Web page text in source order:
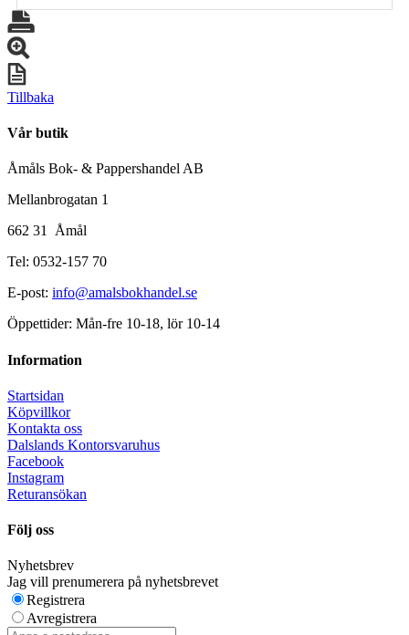
Tillbaka
Vår butik
Åmåls Bok- & Pappershandel AB
Mellanbrogatan 1
662 31 Åmål
Tel: 0532-157 70
E-post: info@amalsbokhandel.se
Öppettider: Mån-fre 10-18, lör 10-14
Information
Startsidan
Köpvillkor
Kontakta oss
Dalslands Kontorsvaruhus
Facebook
Instagram
Returansökan
Följ oss
Nyhetsbrev
Jag vill prenumerera på nyhetsbrevet
Registrera
Avregistrera